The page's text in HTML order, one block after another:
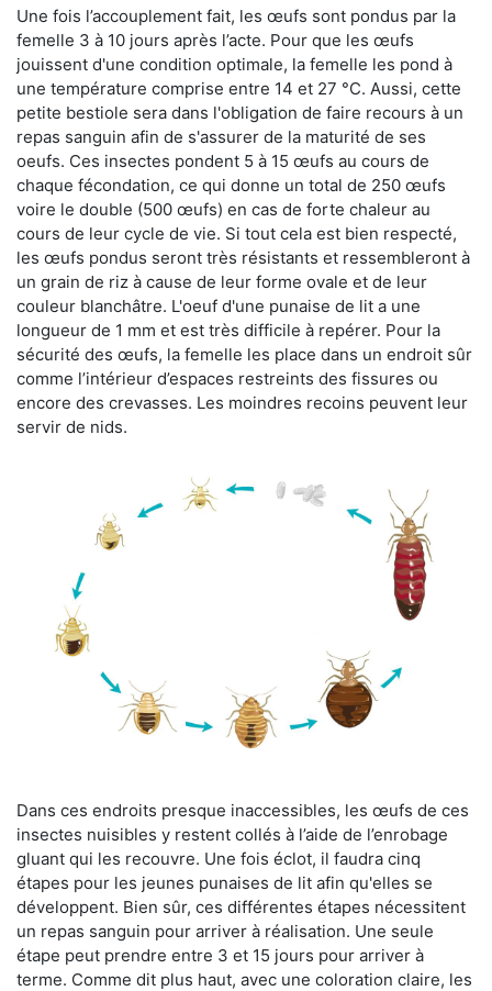
Une fois l’accouplement fait, les œufs sont pondus par la
femelle 3 à 10 jours après l’acte. Pour que les œufs
jouissent d'une condition optimale, la femelle les pond à
une température comprise entre 14 et 27 °C. Aussi, cette
petite bestiole sera dans l'obligation de faire recours à un
repas sanguin afin de s'assurer de la maturité de ses
oeufs. Ces insectes pondent 5 à 15 œufs au cours de
chaque fécondation, ce qui donne un total de 250 œufs
voire le double (500 œufs) en cas de forte chaleur au
cours de leur cycle de vie. Si tout cela est bien respecté,
les œufs pondus seront très résistants et ressembleront à
un grain de riz à cause de leur forme ovale et de leur
couleur blanchâtre. L'oeuf d'une punaise de lit a une
longueur de 1 mm et est très difficile à repérer. Pour la
sécurité des œufs, la femelle les place dans un endroit sûr
comme l’intérieur d’espaces restreints des fissures ou
encore des crevasses. Les moindres recoins peuvent leur
servir de nids.
Dans ces endroits presque inaccessibles, les œufs de ces
insectes nuisibles y restent collés à l’aide de l’enrobage
gluant qui les recouvre. Une fois éclot, il faudra cinq
étapes pour les jeunes punaises de lit afin qu'elles se
développent. Bien sûr, ces différentes étapes nécessitent
un repas sanguin pour arriver à réalisation. Une seule
étape peut prendre entre 3 et 15 jours pour arriver à
terme. Comme dit plus haut, avec une coloration claire, les